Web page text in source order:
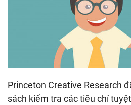
Princeton Creative Research
sách kiểm tra các tiêu chí